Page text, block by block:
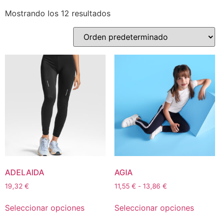
Mostrando los 12 resultados
ADELAIDA
19,32 €
Seleccionar opciones
AGIA
11,55 € - 13,86 €
Seleccionar opciones